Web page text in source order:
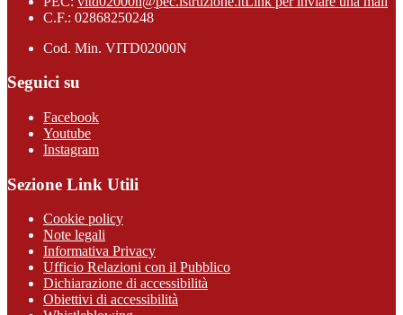
C.F.: 02868250248
Cod. Min. VITD02000N
Seguici su
Facebook
Youtube
Instagram
Sezione Link Utili
Cookie policy
Note legali
Informativa Privacy
Ufficio Relazioni con il Pubblico
Dichiarazione di accessibilità
Obiettivi di accessibilità